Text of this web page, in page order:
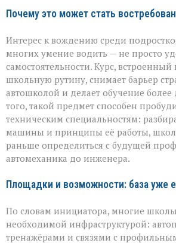
Почему это может стать
Интерес к вождению среди
многих умение водить — не просто
самостоятельности. Курс,
школьную рутину, снимает барьер
автошколой и делает обучение
того, такой предмет способен
техническим специальностям:
машины и принципы её работы,
раньше определиться с будущей
автомеханика до инженера.
Площадки и возможности: база уже
По словам инициатора, многие
необходимой инфраструктурой:
тренажёрами и связями с